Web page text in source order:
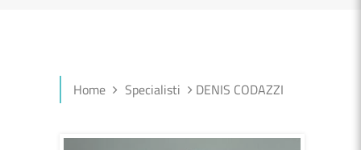
Home Specialisti DENIS CODAZZI